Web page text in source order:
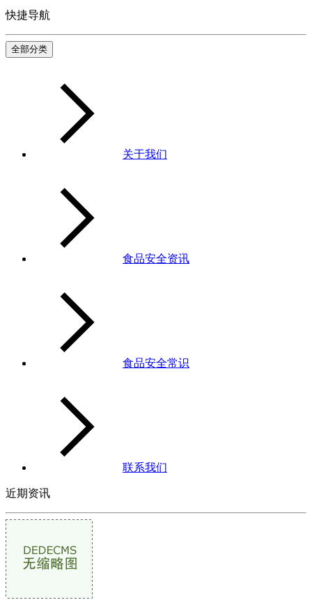
快捷导航
全部分类
关于我们
食品安全资讯
食品安全常识
联系我们
近期资讯